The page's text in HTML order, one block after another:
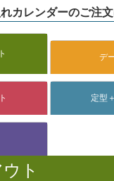
れカレンダーのご注
ト